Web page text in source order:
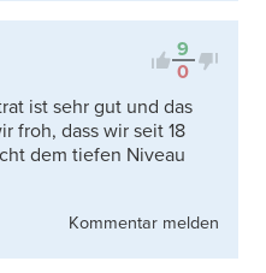
9
0
ist sehr gut und das
froh, dass wir seit 18
dem tiefen Niveau
Kommentar melden